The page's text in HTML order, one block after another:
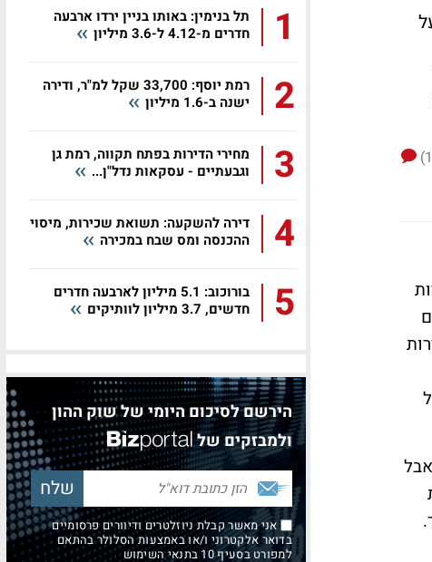
השכירות
1
תל בנימין: באותו בניין ירדו ארבעה
חדרים מ-4.12 ל-3.6 מיליון
2
רמת יוסף: 33,700 שקל למ"ר, ודירה
ישנה ב-1.6 מיליון
3
מחירי הדירות בפתח תקווה, רמת גן
וגבעתיים - עסקאות נדל"ן...
4
דירה להשקעה: תשואת שכירות, מיסוי
ההכנסה ומס שבח במכירה
5
בורוכוב: 5.1 מיליון לארבעה חדרים
חדשים, 3.7 מיליון לוותיקים
הירשם לסיכום היומי של שוק ההון
ולמבזקים של
אני מאשר קבלת ניוזלטרים ודיוורים פרסומיים
בדואר אלקטרוני ו/או באמצעות הסלולר בהתאם
למפורט בסעיף 10 בתנאי השימוש